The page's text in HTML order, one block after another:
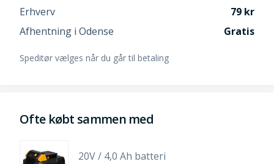
Erhverv
79
Afhentning i Odense
Gratis
Speditør vælges når du går til betaling
Ofte købt sammen med
20V / 4,0 Ah batteri